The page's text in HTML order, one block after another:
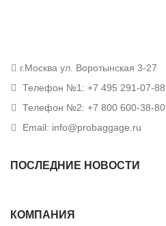
г.Москва ул. Воротынская 3-27
Телефон №1: +7 495 291-07-88
Телефон №2: +7 800 600-38-80
Email: info@probaggage.ru
ПОСЛЕДНИЕ НОВОСТИ
КОМПАНИЯ